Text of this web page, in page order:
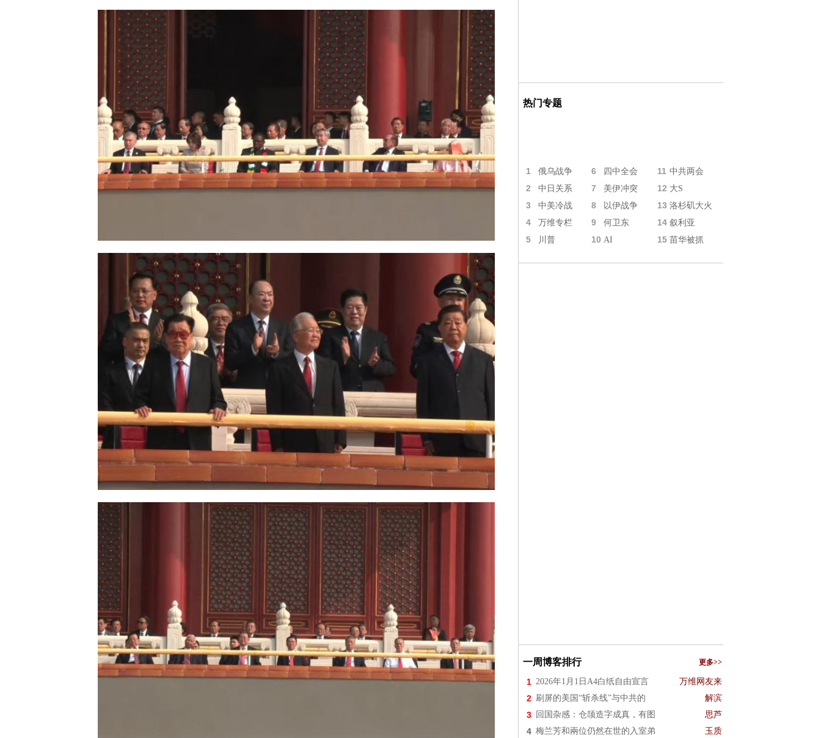
热门专题
1 俄乌战争 6 四中全会 11 中共两会
2 中日关系 7 美伊冲突 12 大S
3 中美冷战 8 以伊战争 13 洛杉矶大火
4 万维专栏 9 何卫东 14 叙利亚
5 川普 10 AI 15 苗华被抓
一周博客排行 更多>>
1 2026年1月1日A4白纸自由宣言 万维网友来
2 刷屏的美国“斩杀线”与中共的 解滨
3 回国杂感：仓颉造字成真，有图 思芦
4 梅兰芳和兩位仍然在世的入室弟 玉质